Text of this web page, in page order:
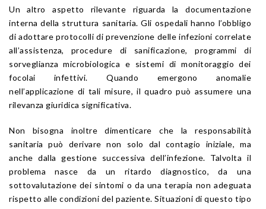
Un altro aspetto rilevante riguarda la documentazione
interna della struttura sanitaria. Gli ospedali hanno l’obbligo
di adottare protocolli di prevenzione delle infezioni correlate
all’assistenza, procedure di sanificazione, programmi di
sorveglianza microbiologica e sistemi di monitoraggio dei
focolai infettivi. Quando emergono anomalie
nell’applicazione di tali misure, il quadro può assumere una
rilevanza giuridica significativa.
Non bisogna inoltre dimenticare che la responsabilità
sanitaria può derivare non solo dal contagio iniziale, ma
anche dalla gestione successiva dell’infezione. Talvolta il
problema nasce da un ritardo diagnostico, da una
sottovalutazione dei sintomi o da una terapia non adeguata
rispetto alle condizioni del paziente. Situazioni di questo tipo